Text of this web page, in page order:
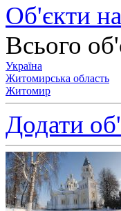
Об'єкти на
Всього
Україна
Житомирська область
Житомир
Додати